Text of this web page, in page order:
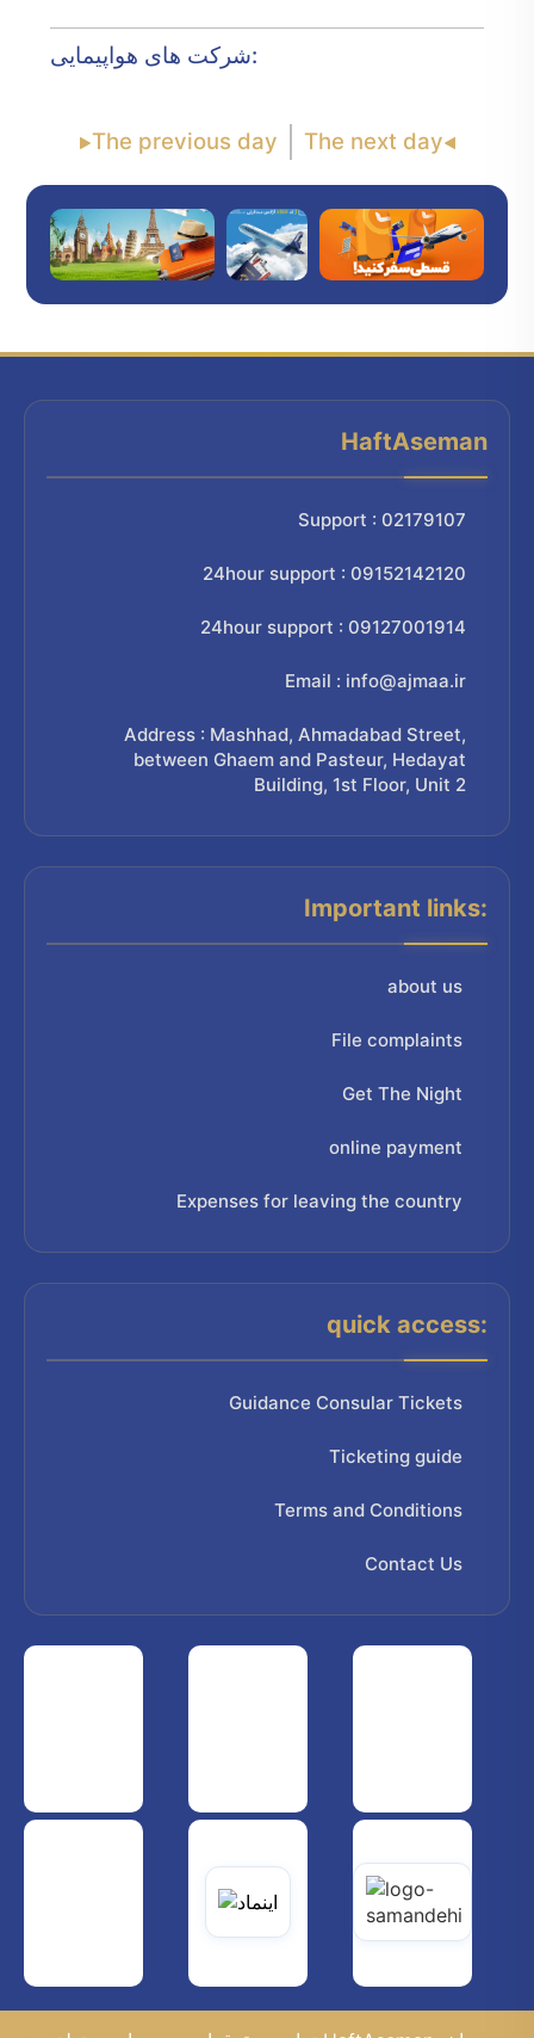
شرکت های هواپیمایی:
The previous day The next day
HaftAseman
Support : 02179107
24hour support : 09152142120
24hour support : 09127001914
Email : info@ajmaa.ir
Address : Mashhad, Ahmadabad Street,
between Ghaem and Pasteur, Hedayat
Building, 1st Floor, Unit 2
Important links:
about us
File complaints
Get The Night
online payment
Expenses for leaving the country
quick access:
Guidance Consular Tickets
Ticketing guide
Terms and Conditions
Contact Us